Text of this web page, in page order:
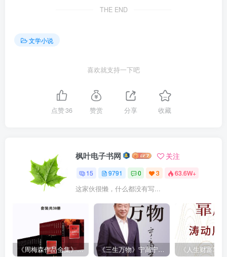
THE END
文学小说
喜欢就支持一下吧
点赞36 赞赏 分享 收藏
枫叶电子书网 关注
15 9791 0 3 63.6W+
这家伙很懒，什么都没有写...
《周梅森作品全集》[共30册] 《三生万物》宁高宁（epub+mobi+azw3+pdf）